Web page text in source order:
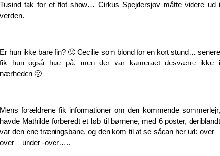
Tusind tak for et flot show… Cirkus Spejdersjov måtte videre ud i
verden.
Er hun ikke bare fin? 🙂 Cecilie som blond for en kort stund… senere
fik hun også hue på, men der var kameraet desværre ikke i
nærheden 🙁
Mens forældrene fik informationer om den kommende sommerlejr,
havde Mathilde forberedt et løb til børnene, med 6 poster, deriblandt
var den ene træningsbane, og den kom til at se sådan her ud: over –
over – under -over…..